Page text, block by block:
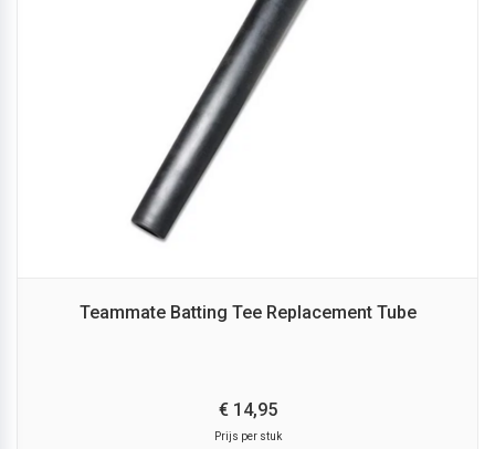
Teammate Batting Tee Replacement Tube
€ 14,95
Prijs per stuk